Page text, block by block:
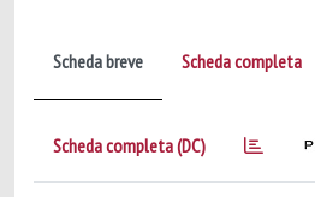
Scheda breve Scheda completa
Scheda completa (DC)